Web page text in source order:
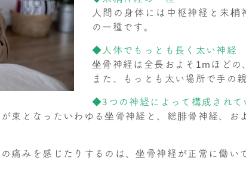
人間の身体には中枢神経と末
の一種です。
◆人体でもっとも長く太い神経
坐骨神経は全長およそ1mほどの、
また、もっとも太い場所で手の
◆3つの神経によって構成されて
束となったいわゆる坐骨神経と、総腓骨神経、お
痛みを感じたりするのは、坐骨神経が正常に働い